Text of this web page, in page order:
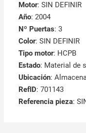
Motor: SIN DEFINIR
Año: 2004
Nº Puertas: 3
Color: SIN DEFINIR
Tipo motor: HCPB
Estado: Material de
Ubicación:
RefID: 701143
Referencia pieza: